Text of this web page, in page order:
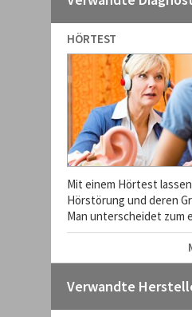
HÖRTEST
Mit einem Hörtest
Hörstörung und deren
Man unterscheidet zum
Verwandte